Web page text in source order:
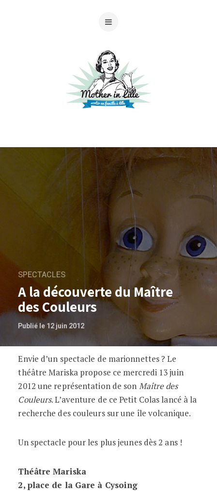
SPECTACLES
A la découverte du Maître
des Couleurs
Publié le 12 juin 2012
A la découverte du Maître des Couleurs
Envie d’un spectacle de marionnettes ? Le
théâtre Mariska propose ce mercredi 13 juin
2012 une représentation de son Maître des
Couleurs. L’aventure de ce Petit Colas lancé à la
recherche des couleurs sur une île volcanique.
Un spectacle pour les plus jeunes dès 2 ans !
Théâtre Mariska
2, place de la Gare à Cysoing